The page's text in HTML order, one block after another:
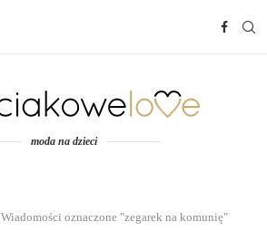
moda na dzieci
Wiadomości oznaczone "zegarek na komunię"